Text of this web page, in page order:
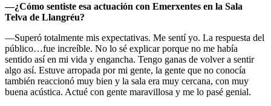
—¿Cómo sentiste esa actuación con Emerxentes en la Sala
Telva de Llangréu?
—Superó totalmente mis expectativas. Me sentí yo. La respuesta del
público…fue increíble. No lo sé explicar porque no me había
sentido así en mi vida y engancha. Tengo ganas de volver a sentir
algo así. Estuve arropada por mi gente, la gente que no conocía
también reaccionó muy bien y la sala era muy cercana, con muy
buena acústica. Actué con gente maravillosa y me lo pasé genial.